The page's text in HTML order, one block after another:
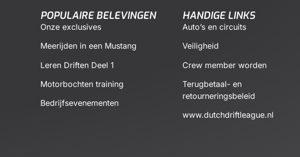
POPULAIRE BELEVINGEN
Onze exclusives
Meerijden in een Mustang
Leren Driften Deel 1
Motorbochten training
Bedrijfsevenementen
HANDIGE LINKS
Auto’s en circuits
Veiligheid
Crew member worden
Terugbetaal- en
retourneringsbeleid
www.dutchdriftleague.nl